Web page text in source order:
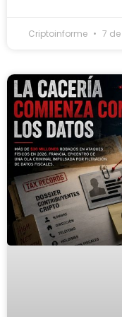
Criptoinforme 7